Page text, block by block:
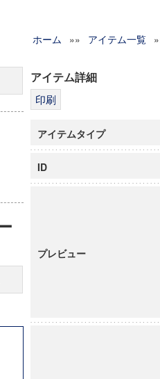
ホーム »» アイテム一覧
アイテム詳細
アイテムタイプ
ID
プレビュー